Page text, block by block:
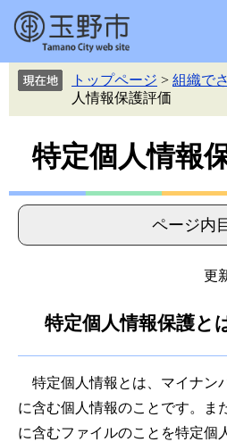
す。
トップページ > 組織で
人情報保護評価
特定個人情報
ページ内
更
特定個人情報保護と
特定個人情報とは、マイナン
に含む個人情報のことです。ま
に含むファイルのことを特定個